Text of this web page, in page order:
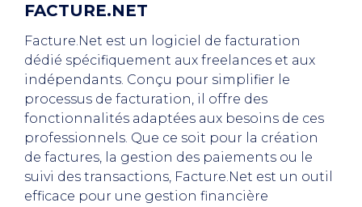
FACTURE.NET
Facture.Net est un logiciel de facturation
dédié spécifiquement aux freelances et aux
indépendants. Conçu pour simplifier le
processus de facturation, il offre des
fonctionnalités adaptées aux besoins de ces
professionnels. Que ce soit pour la création
de factures, la gestion des paiements ou le
suivi des transactions, Facture.Net est un outil
efficace pour une gestion financière